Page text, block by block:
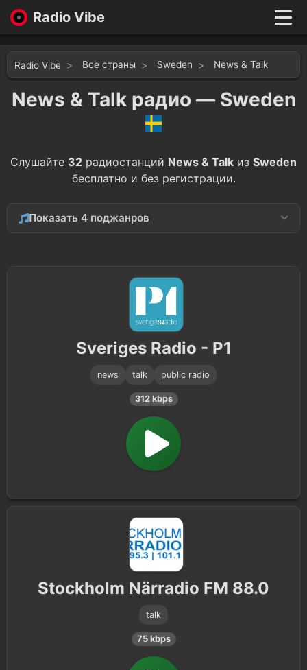
Radio Vibe
New
Genres
Likes
Top 100
Radio Vibe Все страны Sweden News & Talk
News & Talk радио — Sweden
Слушайте 32 радиостанций News & Talk из Sweden
бесплатно и без регистрации.
Показать 4 поджанров
Sveriges Radio - P1
news talk public radio
312 kbps
Stockholm Närradio FM 88.0
talk
75 kbps